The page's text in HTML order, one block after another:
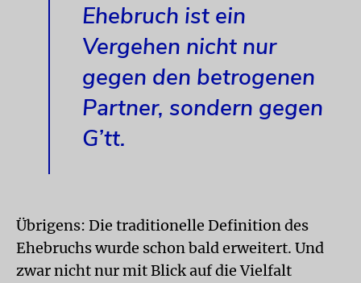
Ehebruch ist ein
Vergehen nicht nur
gegen den betrogenen
Partner, sondern gegen
G’tt.
Übrigens: Die traditionelle Definition des
Ehebruchs wurde schon bald erweitert. Und
zwar nicht nur mit Blick auf die Vielfalt